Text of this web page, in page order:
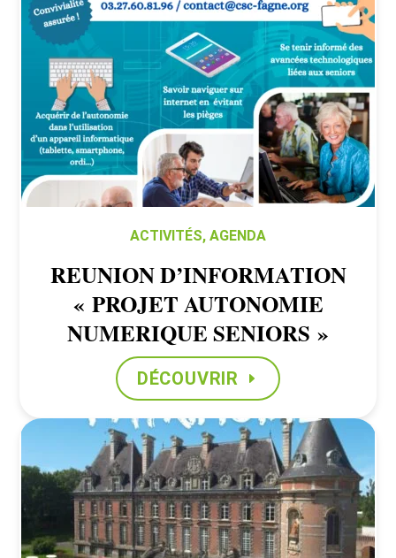
ACTIVITÉS, AGENDA
REUNION D’INFORMATION
« PROJET AUTONOMIE
NUMERIQUE SENIORS »
DÉCOUVRIR